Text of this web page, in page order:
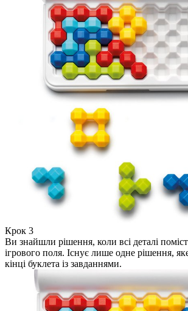
Крок 3
Ви знайшли рішення, коли всі деталі
ігрового поля. Існує лише одне рішення,
кінці буклета із завданнями.